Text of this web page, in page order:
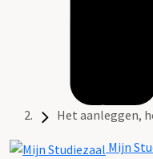
Het aanleggen,
Mijn